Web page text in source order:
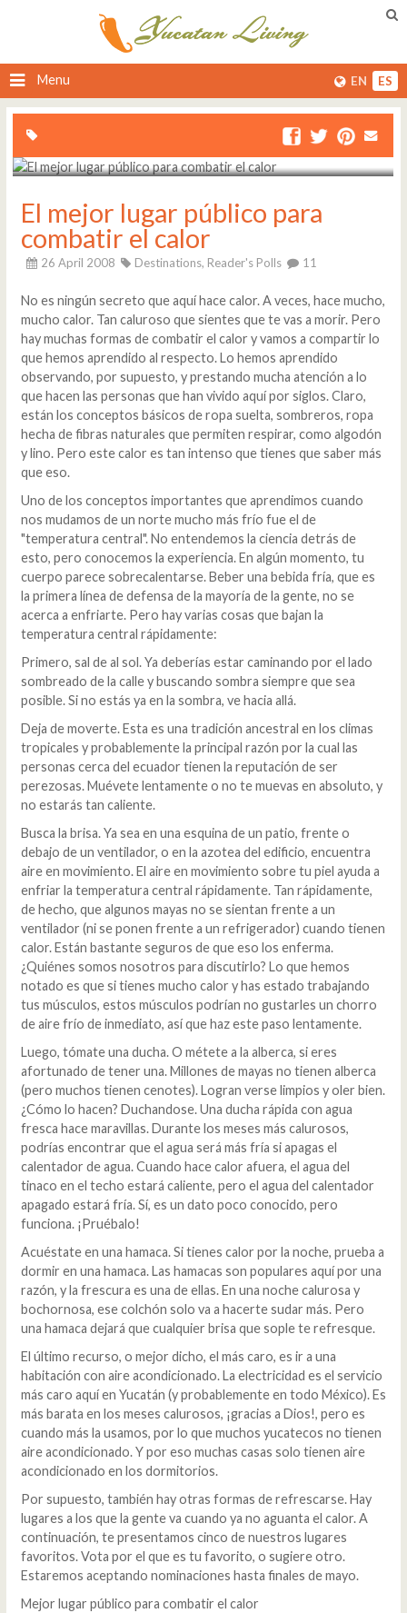
Menu EN ES
El mejor lugar público para
combatir el calor
26 April 2008 Destinations, Reader's Polls 11
No es ningún secreto que aquí hace calor. A veces, hace mucho,
mucho calor. Tan caluroso que sientes que te vas a morir. Pero
hay muchas formas de combatir el calor y vamos a compartir lo
que hemos aprendido al respecto. Lo hemos aprendido
observando, por supuesto, y prestando mucha atención a lo
que hacen las personas que han vivido aquí por siglos. Claro,
están los conceptos básicos de ropa suelta, sombreros, ropa
hecha de fibras naturales que permiten respirar, como algodón
y lino. Pero este calor es tan intenso que tienes que saber más
que eso.
Uno de los conceptos importantes que aprendimos cuando
nos mudamos de un norte mucho más frío fue el de
"temperatura central". No entendemos la ciencia detrás de
esto, pero conocemos la experiencia. En algún momento, tu
cuerpo parece sobrecalentarse. Beber una bebida fría, que es
la primera línea de defensa de la mayoría de la gente, no se
acerca a enfriarte. Pero hay varias cosas que bajan la
temperatura central rápidamente:
Primero, sal de al sol. Ya deberías estar caminando por el lado
sombreado de la calle y buscando sombra siempre que sea
posible. Si no estás ya en la sombra, ve hacia allá.
Deja de moverte. Esta es una tradición ancestral en los climas
tropicales y probablemente la principal razón por la cual las
personas cerca del ecuador tienen la reputación de ser
perezosas. Muévete lentamente o no te muevas en absoluto, y
no estarás tan caliente.
Busca la brisa. Ya sea en una esquina de un patio, frente o
debajo de un ventilador, o en la azotea del edificio, encuentra
aire en movimiento. El aire en movimiento sobre tu piel ayuda a
enfriar la temperatura central rápidamente. Tan rápidamente,
de hecho, que algunos mayas no se sientan frente a un
ventilador (ni se ponen frente a un refrigerador) cuando tienen
calor. Están bastante seguros de que eso los enferma.
¿Quiénes somos nosotros para discutirlo? Lo que hemos
notado es que si tienes mucho calor y has estado trabajando
tus músculos, estos músculos podrían no gustarles un chorro
de aire frío de inmediato, así que haz este paso lentamente.
Luego, tómate una ducha. O métete a la alberca, si eres
afortunado de tener una. Millones de mayas no tienen alberca
(pero muchos tienen cenotes). Logran verse limpios y oler bien.
¿Cómo lo hacen? Duchandose. Una ducha rápida con agua
fresca hace maravillas. Durante los meses más calurosos,
podrías encontrar que el agua será más fría si apagas el
calentador de agua. Cuando hace calor afuera, el agua del
tinaco en el techo estará caliente, pero el agua del calentador
apagado estará fría. Sí, es un dato poco conocido, pero
funciona. ¡Pruébalo!
Acuéstate en una hamaca. Si tienes calor por la noche, prueba a
dormir en una hamaca. Las hamacas son populares aquí por una
razón, y la frescura es una de ellas. En una noche calurosa y
bochornosa, ese colchón solo va a hacerte sudar más. Pero
una hamaca dejará que cualquier brisa que sople te refresque.
El último recurso, o mejor dicho, el más caro, es ir a una
habitación con aire acondicionado. La electricidad es el servicio
más caro aquí en Yucatán (y probablemente en todo México). Es
más barata en los meses calurosos, ¡gracias a Dios!, pero es
cuando más la usamos, por lo que muchos yucatecos no tienen
aire acondicionado. Y por eso muchas casas solo tienen aire
acondicionado en los dormitorios.
Por supuesto, también hay otras formas de refrescarse. Hay
lugares a los que la gente va cuando ya no aguanta el calor. A
continuación, te presentamos cinco de nuestros lugares
favoritos. Vota por el que es tu favorito, o sugiere otro.
Estaremos aceptando nominaciones hasta finales de mayo.
Mejor lugar público para combatir el calor